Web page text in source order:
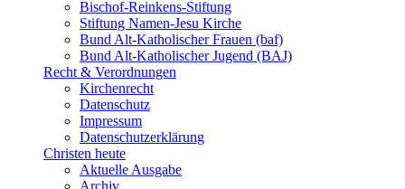
Bischof-Reinkens-Stiftung
Stiftung Namen-Jesu Kirche
Bund Alt-Katholischer Frauen (baf)
Bund Alt-Katholischer Jugend (BAJ)
Recht & Verordnungen
Kirchenrecht
Datenschutz
Impressum
Datenschutzerklärung
Christen heute
Aktuelle Ausgabe
Archiv